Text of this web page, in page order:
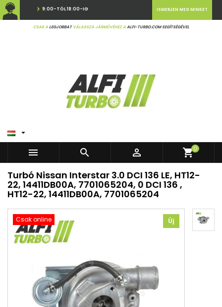
9:00-TÓL 18:00-IG
CSAK ALEGJOBBATVÁLASSZA JÁRMŰVÉHEZ AALFI-TURBO.COM SEGÍTSÉGÉVEL
ISMERJEN MEG MINKET

   shopping_cart0
Turbó Nissan Interstar 3.0 DCI 136 LE, HT12-
22, 14411DB00A, 7701065204, 0 DCI 136 ,
HT12-22, 14411DB00A, 7701065204
Csak online Új